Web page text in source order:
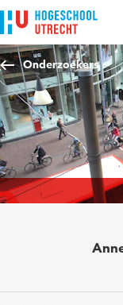
Direct naar de inhoud
Direct naar de
Direct naar de
Onderzoekers